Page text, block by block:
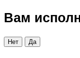
Вам
Нет Да